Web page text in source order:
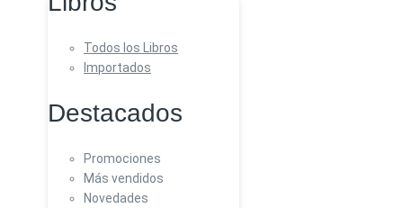
Todos los Libros
Importados
Destacados
Promociones
Más vendidos
Novedades